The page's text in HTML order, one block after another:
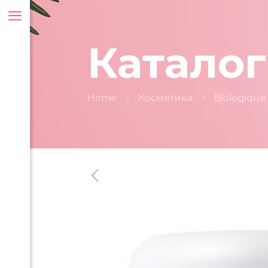
Каталог
Home Косметика